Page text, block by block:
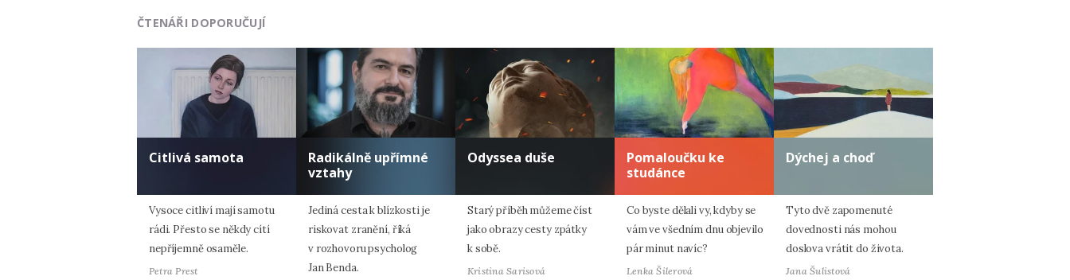
ČTENÁŘI DOPORUČUJÍ
Citlivá samota
Vysoce citliví mají samotu
rádi. Přesto se někdy cítí
nepříjemně osaměle.
Petra Prest
Radikálně upřímné
vztahy
Jediná cesta k blízkosti je
riskovat zranění, říká
v rozhovoru psycholog
Jan Benda.
Odyssea duše
Starý příběh můžeme číst
jako obrazy cesty zpátky
k sobě.
Kristina Sarisová
Pomaloučku ke
studánce
Co byste dělali vy, kdyby se
vám ve všedním dnu objevilo
pár minut navíc?
Lenka Šilerová
Dýchej a choď
Tyto dvě zapomenuté
dovednosti nás mohou
doslova vrátit do života.
Jana Šulistová